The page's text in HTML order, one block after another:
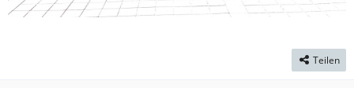
Teilen